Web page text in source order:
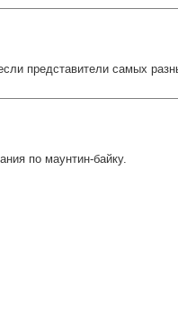
представители самых
по маунтин-байку.